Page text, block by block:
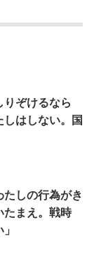
りぞけるなら
はしない。国
たしの行為がき
まえ。 戦時